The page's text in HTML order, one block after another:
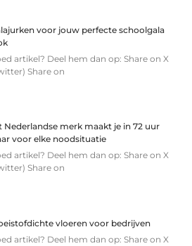
voor jouw perfecte schoolgala
artikel? Deel hem dan op: Share on X
Share on
Nederlandse merk maakt je in 72 uur
voor elke noodsituatie
artikel? Deel hem dan op: Share on X
Share on
vloeren voor bedrijven
artikel? Deel hem dan op: Share on X